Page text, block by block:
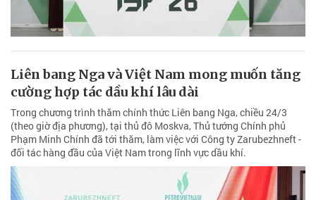
Liên bang Nga và Việt Nam mong muốn tăng
cường hợp tác dầu khí lâu dài
Trong chương trình thăm chính thức Liên bang Nga, chiều 24/3
(theo giờ địa phương), tại thủ đô Moskva, Thủ tướng Chính phủ
Phạm Minh Chính đã tới thăm, làm việc với Công ty Zarubezhneft -
đối tác hàng đầu của Việt Nam trong lĩnh vực dầu khí.